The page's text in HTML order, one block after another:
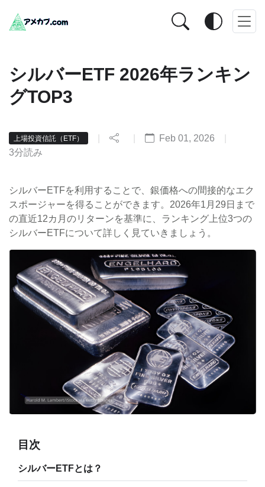
シルバーETF 2026年ランキン
グTOP3
上場投資信託（ETF） Feb 01, 2026
3分読み
シルバーETFを利用することで、銀価格への間接的なエク
スポージャーを得ることができます。2026年1月29日まで
の直近12カ月のリターンを基準に、ランキング上位3つの
シルバーETFについて詳しく見ていきましょう。
目次
シルバーETFとは？